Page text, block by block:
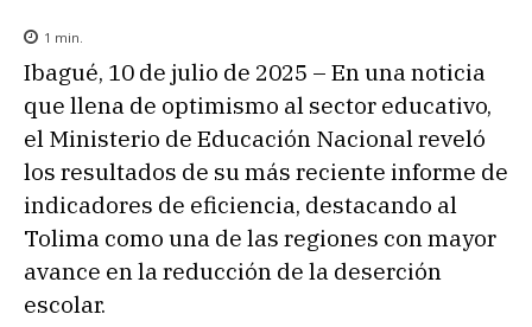
1 min.
Ibagué, 10 de julio de 2025 – En una noticia
que llena de optimismo al sector educativo,
el Ministerio de Educación Nacional reveló
los resultados de su más reciente informe de
indicadores de eficiencia, destacando al
Tolima como una de las regiones con mayor
avance en la reducción de la deserción
escolar.